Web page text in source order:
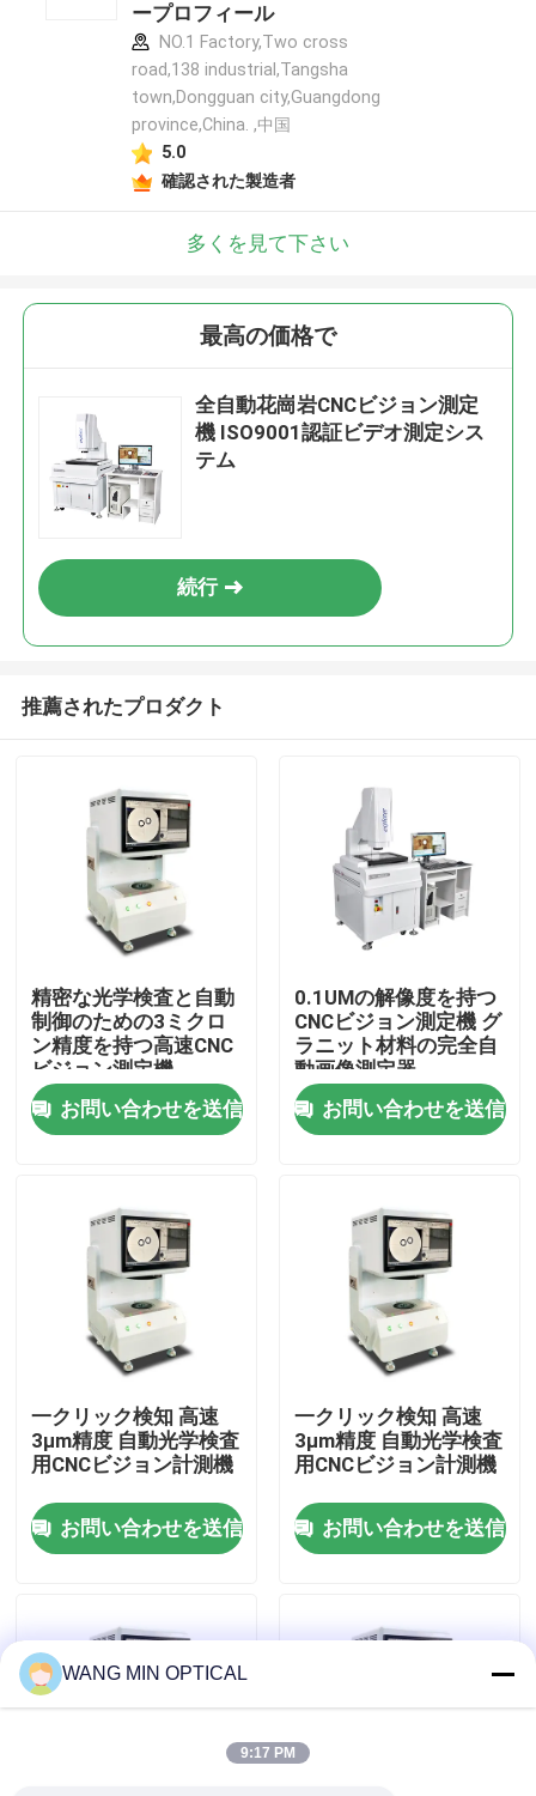
家へ
ビデオ
わたしたち に つい て
工場 ツアー
品質管理
連絡 ください
ニュース
事件
ープロフィール
NO.1 Factory,Two cross
road,138 industrial,Tangsha
town,Dongguan city,Guangdong
province,China. ,中国
5.0
確認された製造者
多くを見て下さい
最高の価格で
全自動花崗岩CNCビジョン測定
機 ISO9001認証ビデオ測定シス
テム
続行
推薦されたプロダクト
精密な光学検査と自動
制御のための3ミクロ
ン精度を持つ高速CNC
ビジョン測定機
お問い合わせを送信
0.1UMの解像度を持つ
CNCビジョン測定機 グ
ラニット材料の完全自
動画像測定器
お問い合わせを送信
一クリック検知 高速
3μm精度 自動光学検査
用CNCビジョン計測機
お問い合わせを送信
一クリック検知 高速
3μm精度 自動光学検査
用CNCビジョン計測機
お問い合わせを送信
WANG MIN OPTICAL
9:17 PM